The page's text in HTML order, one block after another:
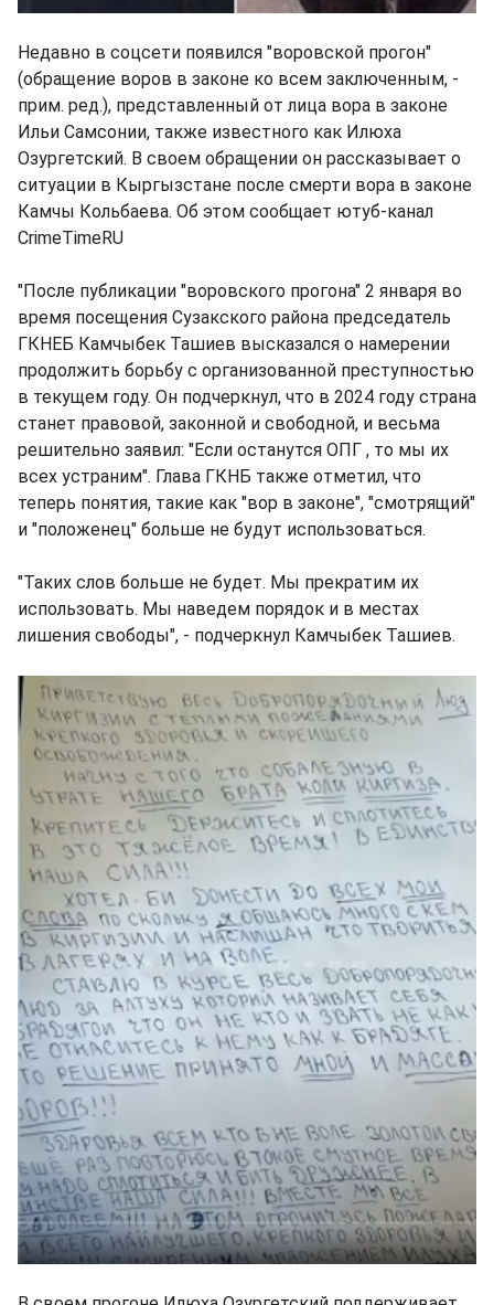
Недавно в соцсети появился "воровской прогон"
(обращение воров в законе ко всем заключенным, -
прим. ред.), представленный от лица вора в законе
Ильи Самсонии, также известного как Илюха
Озургетский. В своем обращении он рассказывает о
ситуации в Кыргызстане после смерти вора в законе
Камчы Кольбаева. Об этом сообщает ютуб-канал
CrimeTimeRU
"После публикации "воровского прогона" 2 января во
время посещения Сузакского района председатель
ГКНЕБ Камчыбек Ташиев высказался о намерении
продолжить борьбу с организованной преступностью
в текущем году. Он подчеркнул, что в 2024 году страна
станет правовой, законной и свободной, и весьма
решительно заявил: "Если останутся ОПГ , то мы их
всех устраним". Глава ГКНБ также отметил, что
теперь понятия, такие как "вор в законе", "смотрящий"
и "положенец" больше не будут использоваться.
"Таких слов больше не будет. Мы прекратим их
использовать. Мы наведем порядок и в местах
лишения свободы", - подчеркнул Камчыбек Ташиев.